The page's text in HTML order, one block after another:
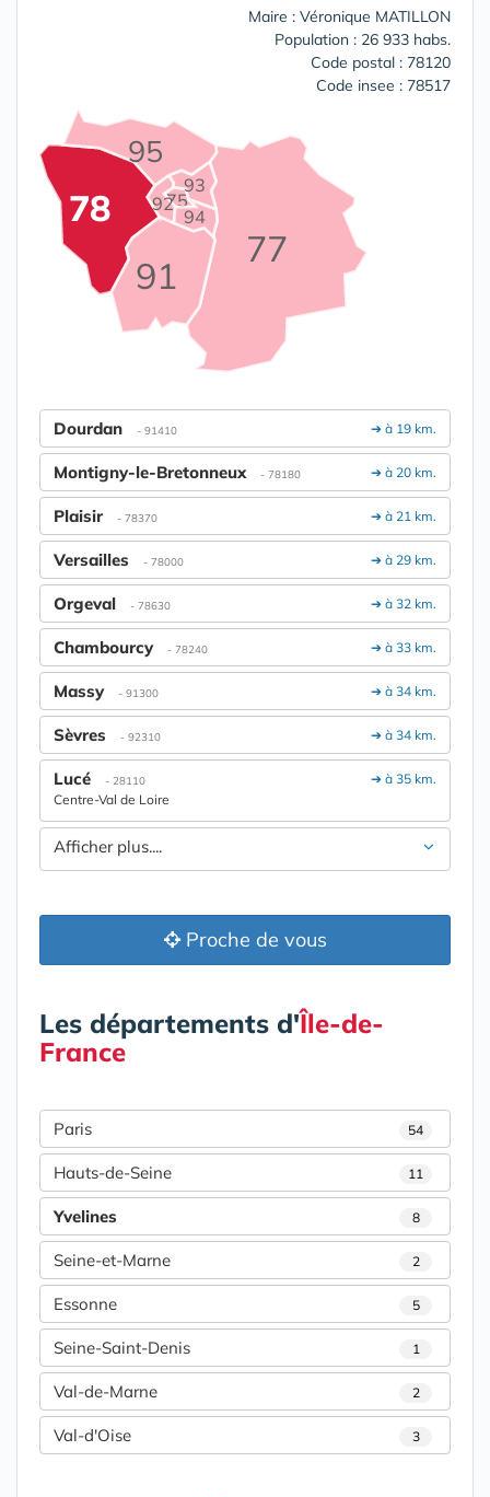
Maire : Véronique MATILLON
Population : 26 933 habs.
Code postal : 78120
Code insee : 78517
75
77
78
91
92
93
94
95
➔ à 19 km.
Dourdan - 91410
➔ à 20 km.
Montigny-le-Bretonneux - 78180
➔ à 21 km.
Plaisir - 78370
➔ à 29 km.
Versailles - 78000
➔ à 32 km.
Orgeval - 78630
➔ à 33 km.
Chambourcy - 78240
➔ à 34 km.
Massy - 91300
➔ à 34 km.
Sèvres - 92310
➔ à 35 km.
Lucé - 28110
Centre-Val de Loire
Afficher plus....
Proche de vous
Les départements d'Île-de-
France
Paris 54
Hauts-de-Seine 11
Yvelines 8
Seine-et-Marne 2
Essonne 5
Seine-Saint-Denis 1
Val-de-Marne 2
Val-d'Oise 3